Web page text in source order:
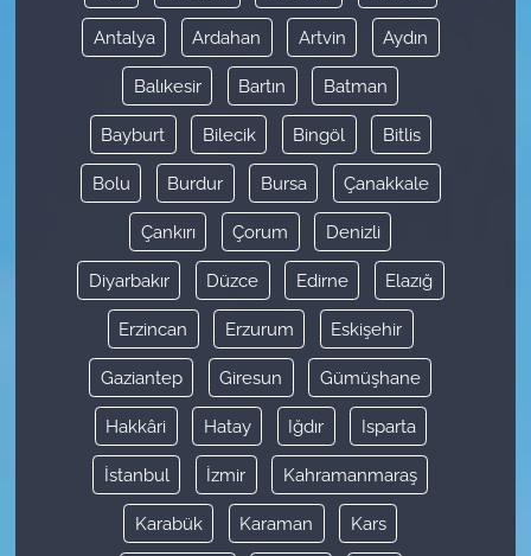
Antalya Ardahan Artvin Aydın
Balıkesir Bartın Batman
Bayburt Bilecik Bingöl Bitlis
Bolu Burdur Bursa Çanakkale
Çankırı Çorum Denizli
Diyarbakır Düzce Edirne Elazığ
Erzincan Erzurum Eskişehir
Gaziantep Giresun Gümüşhane
Hakkâri Hatay Iğdır Isparta
İstanbul İzmir Kahramanmaraş
Karabük Karaman Kars